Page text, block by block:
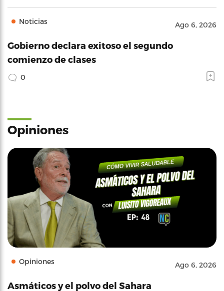
Noticias Ago 6, 2026
Gobierno declara exitoso el segundo
comienzo de clases
0
Opiniones
Opiniones Ago 6, 2026
Asmáticos y el polvo del Sahara